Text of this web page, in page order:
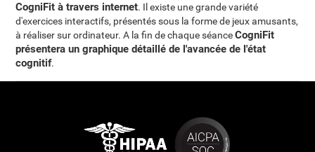
CogniFit à travers internet. Il existe une grande variété
d'exercices interactifs, présentés sous la forme de jeux amusants,
à réaliser sur ordinateur. A la fin de chaque séanceCogniFit
présentera un graphique détaillé de l'avancée de l'état
cognitif.